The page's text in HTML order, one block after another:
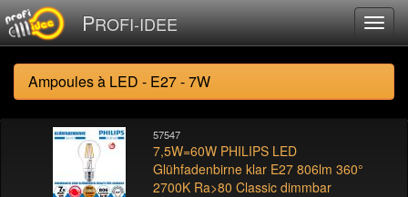
PROFI-IDEE
Ampoules à LED - E27 - 7W
57547
7,5W=60W PHILIPS LED
Glühfadenbirne klar E27 806lm 360°
2700K Ra>80 Classic dimmbar